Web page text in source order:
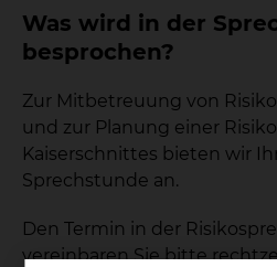
Was wird in der
besprochen?
Zur Mitbetreuung von
und zur Planung einer
Kaiserschnittes bieten wir
Sprechstunde an.
Den Termin in der
vereinbaren Sie bitte